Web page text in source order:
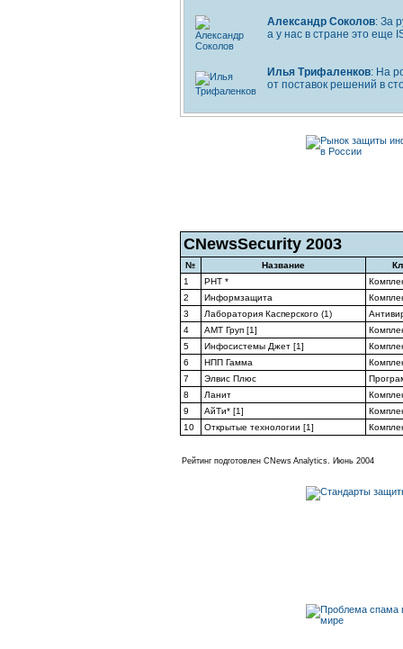
Александр Соколов: За
а у нас в стране это еще
Илья Трифаленков: На
от поставок решений в
CNewsSecurity 2003
№ Название
1
РНТ *
2
Информзащита
3
Лаборатория Касперского (1)
4
АМТ Груп [1]
5
Инфосистемы Джет [1]
6
НПП Гамма
7
Элвис Плюс
8
Ланит
9
АйТи* [1]
10
Открытые технологии [1]
Рейтинг подготовлен CNews Analytics. Июнь 2004